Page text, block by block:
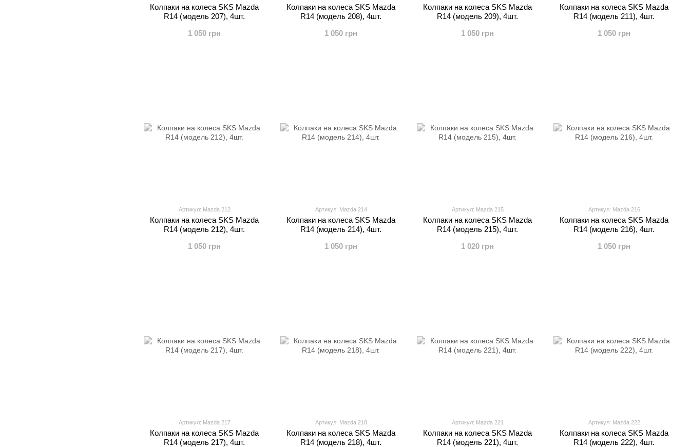
Колпаки на колеса SKS Mazda
R14 (модель 207), 4шт.
1 050 грн
Колпаки на колеса SKS Mazda
R14 (модель 208), 4шт.
1 050 грн
Колпаки на колеса SKS Mazda
R14 (модель 209), 4шт.
1 050 грн
Колпаки на колеса SKS Mazda
R14 (модель 211), 4шт.
1 050 грн
Артикул: Mazda 212
Колпаки на колеса SKS Mazda
R14 (модель 212), 4шт.
1 050 грн
Артикул: Mazda 214
Колпаки на колеса SKS Mazda
R14 (модель 214), 4шт.
1 050 грн
Артикул: Mazda 215
Колпаки на колеса SKS Mazda
R14 (модель 215), 4шт.
1 020 грн
Артикул: Mazda 216
Колпаки на колеса SKS Mazda
R14 (модель 216), 4шт.
1 050 грн
Артикул: Mazda 217
Колпаки на колеса SKS Mazda
R14 (модель 217), 4шт.
Артикул: Mazda 218
Колпаки на колеса SKS Mazda
R14 (модель 218), 4шт.
Артикул: Mazda 221
Колпаки на колеса SKS Mazda
R14 (модель 221), 4шт.
Артикул: Mazda 222
Колпаки на колеса SKS Mazda
R14 (модель 222), 4шт.